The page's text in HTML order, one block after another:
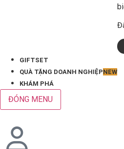
GIFTSET
QUÀ TẶNG DOANH NGHIỆPNEW
KHÁM PHÁ
ĐÓNG MENU